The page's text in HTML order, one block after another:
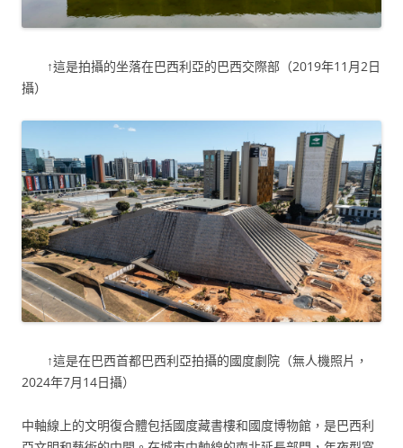
↑這是拍攝的坐落在巴西利亞的巴西交際部（2019年11月2日
攝）
↑這是在巴西首都巴西利亞拍攝的國度劇院（無人機照片，
2024年7月14日攝）
中軸線上的文明復合體包括國度藏書樓和國度博物館，是巴西利